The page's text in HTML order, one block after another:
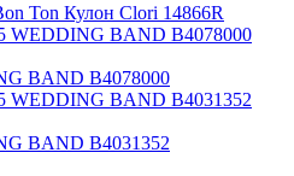
Ton Кулон Clori 14866R
BAND B4078000
BAND B4031352